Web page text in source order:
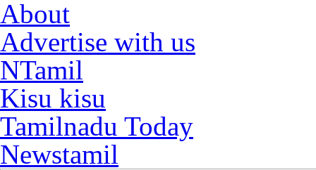
About
Advertise with us
NTamil
Kisu kisu
Tamilnadu Today
Newstamil